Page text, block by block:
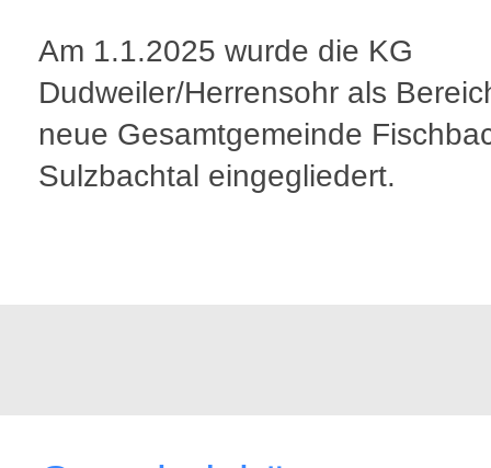
Am 1.1.2025 wurde die KG
Dudweiler/Herrensohr als
neue Gesamtgemeinde
Sulzbachtal eingegliedert.